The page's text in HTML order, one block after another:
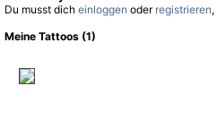
Du musst dich einloggen oder registrieren
Meine Tattoos (1)